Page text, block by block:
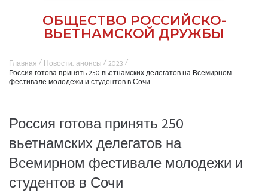
ОБЩЕСТВО РОССИЙСКО-
ВЬЕТНАМСКОЙ ДРУЖБЫ
Главная / Новости, анонсы /2023 /
Россия готова принять 250 вьетнамских делегатов на Всемирном
фестивале молодежи и студентов в Сочи
Россия готова принять 250
вьетнамских делегатов на
Всемирном фестивале молодежи и
студентов в Сочи